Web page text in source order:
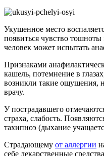
Укушенное место
появиться чувство тошноты
человек может испытать
Признаками
кашель, потемнение в
возникли такие ощущения,
врачу.
У пострадавшего
страха, слабость.
тахипноэ (дыхание
Страдающему от аллергии
себе лекарственные